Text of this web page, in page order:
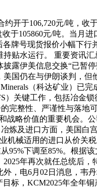
开于106,720元/吨，收
于105860元/吨。当月进
牌号现货报价小幅下行
贴水运行。 重要资讯
露伊美信息交换“已暂
国仍在与伊朗谈判，但
（科达矿业）已完
）关键工作，包括冶金
完整性、严谨性与落地
战略价值的重要机会。
炼及进口方面，美国白
机械适用的进口从价关
95%下调至85%。根据
年再次就任总统后，
，电6月02日消息，韦丹
标，KCM2025年全年铜